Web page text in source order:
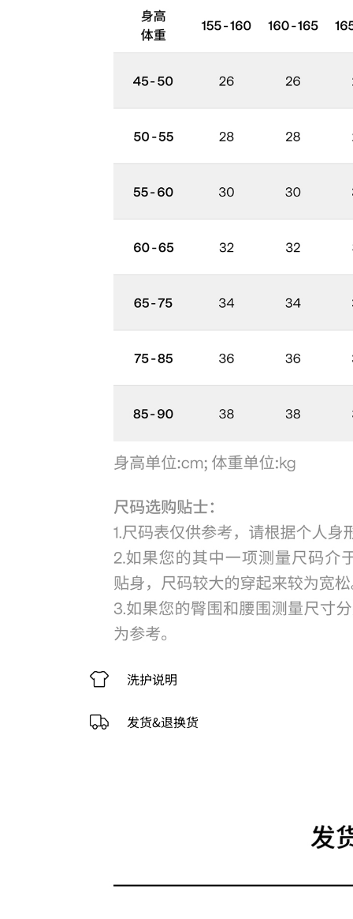
洗护说明
发货&退换货